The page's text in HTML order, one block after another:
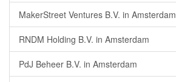
MakerStreet Ventures B.V. in Amsterdam
RNDM Holding B.V. in Amsterdam
PdJ Beheer B.V. in Amsterdam